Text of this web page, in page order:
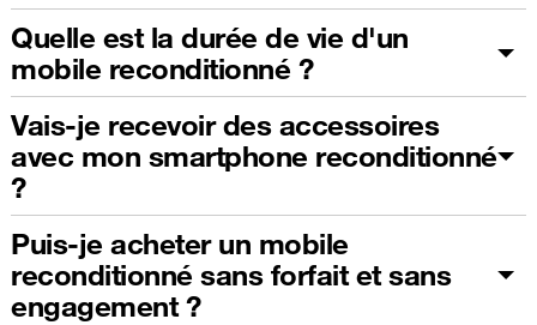
Quelle est la durée de vie d'un
mobile reconditionné ?
Vais-je recevoir des accessoires
avec mon smartphone reconditionné
?
Puis-je acheter un mobile
reconditionné sans forfait et sans
engagement ?